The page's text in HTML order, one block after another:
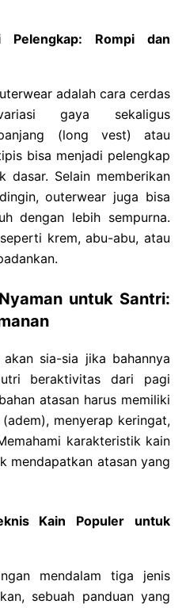
Pelengkap: Rompi dan
adalah cara cerdas
gaya sekaligus
(long vest) atau
bisa menjadi pelengkap
dasar. Selain memberikan
outerwear juga bisa
dengan lebih sempurna.
krem, abu-abu, atau
untuk Santri:
sia-sia jika bahannya
beraktivitas dari pagi
atasan harus memiliki
menyerap keringat,
karakteristik kain
mendapatkan atasan yang
Kain Populer untuk
mendalam tiga jenis
sebuah panduan yang